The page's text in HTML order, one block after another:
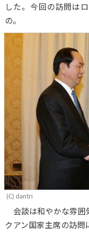
した。今回の訪問は
の。
(C) dantri
会談は和やかな雰囲
クアン国家主席の訪